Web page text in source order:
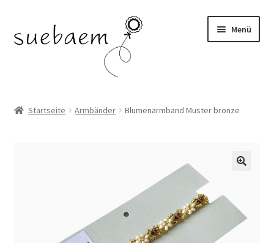
Navigation
Inhalt
Menü
Startseite Armbänder Blumenarmband Muster bronze